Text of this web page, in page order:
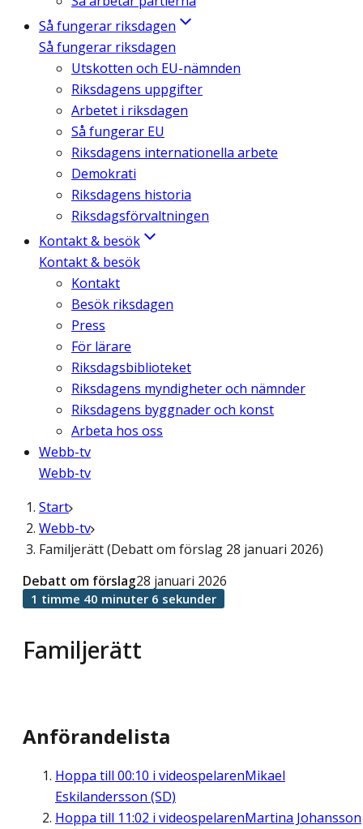
Så fungerar riksdagen
Så fungerar riksdagen
Utskotten och EU-nämnden
Riksdagens uppgifter
Arbetet i riksdagen
Så fungerar EU
Riksdagens internationella arbete
Demokrati
Riksdagens historia
Riksdagsförvaltningen
Kontakt & besök
Kontakt & besök
Kontakt
Besök riksdagen
Press
För lärare
Riksdagsbiblioteket
Riksdagens myndigheter och nämnder
Riksdagens byggnader och konst
Arbeta hos oss
Webb-tv
Webb-tv
Start
Webb-tv
Familjerätt (Debatt om förslag 28 januari 2026)
Familjerätt
Debatt om förslag28 januari 2026
1 timme 40 minuter 6 sekunder
Anförandelista
Hoppa till 00:10 i videospelarenMikael
Eskilandersson (SD)
Hoppa till 11:02 i videospelarenMartina Johansson